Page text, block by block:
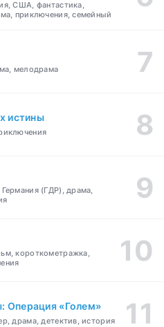
США, фантастика,
приключения, семейный
мелодрама
истины
(ГДР), драма,
короткометражка,
Операция «Голем»
драма, детектив, история